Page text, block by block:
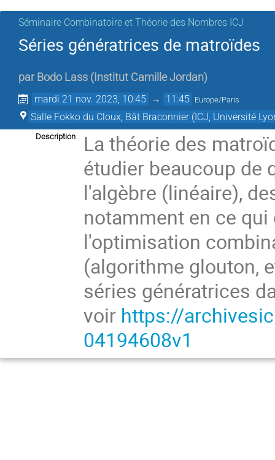
Séminaire Combinatoire et Théorie des Nombres ICJ
Séries génératrices de matroïdes
par Bodo Lass ( Institut Camille Jordan)
mardi 21 nov. 2023, 10:45 → 11:45 Europe/Paris
Salle Fokko du Cloux, Bât Braconnier (ICJ, Université
Description
La théorie des
étudier beaucoup de
l'algèbre (linéaire),
notamment en ce
l'optimisation
(algorithme glouton,
séries génératrices
voir https://
04194608v1